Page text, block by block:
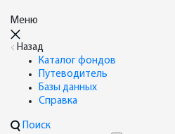
Меню
Назад
Каталог фондов
Путеводитель
Базы данных
Справка
Поиск